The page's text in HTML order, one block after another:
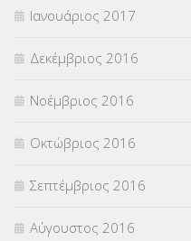
Ιανουάριος 2017
Δεκέμβριος 2016
Νοέμβριος 2016
Οκτώβριος 2016
Σεπτέμβριος 2016
Αύγουστος 2016